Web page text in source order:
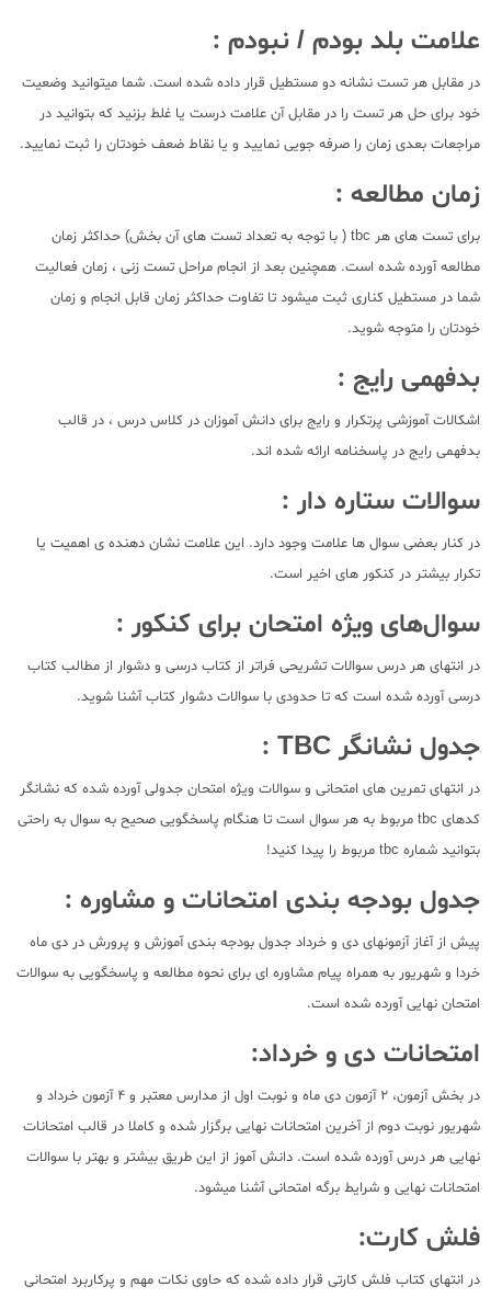
علامت بلد بودم / نبودم :
در مقابل هر تست نشانه دو مستطیل قرار داده شده است. شما میتوانید وضعیت
خود برای حل هر تست را در مقابل آن علامت درست یا غلط بزنید که بتوانید در
مراجعات بعدی زمان را صرفه جویی نمایید و یا نقاط ضعف خودتان را ثبت نمایید.
زمان مطالعه :
برای تست های هر tbc ( با توجه به تعداد تست های آن بخش) حداکثر زمان
مطالعه آورده شده است. همچنین بعد از انجام مراحل تست زنی ، زمان فعالیت
شما در مستطیل کناری ثبت میشود تا تفاوت حداکثر زمان قابل انجام و زمان
خودتان را متوجه شوید.
بدفهمی رایج :
اشکالات آموزشی پرتکرار و رایج برای دانش آموزان در کلاس درس ، در قالب
بدفهمی رایج در پاسخنامه ارائه شده اند.
سوالات ستاره دار :
در کنار بعضی سوال ها علامت وجود دارد. این علامت نشان دهنده ی اهمیت یا
تکرار بیشتر در کنکور های اخیر است.
سوال‌های ویژه امتحان برای کنکور :
در انتهای هر درس سوالات تشریحی فراتر از کتاب درسی و دشوار از مطالب کتاب
درسی آورده شده است که تا حدودی با سوالات دشوار کتاب آشنا شوید.
جدول نشانگر TBC :
در انتهای تمرین های امتحانی و سوالات ویژه امتحان جدولی آورده شده که نشانگر
کدهای tbc مربوط به هر سوال است تا هنگام پاسخگویی صحیح به سوال به راحتی
بتوانید شماره tbc مربوط را پیدا کنید!
جدول بودجه بندی امتحانات و مشاوره :
پیش از آغاز آزمونهای دی و خرداد جدول بودجه بندی آموزش و پرورش در دی ماه
خردا و شهریور به همراه پیام مشاوره ای برای نحوه مطالعه و پاسخگویی به سوالات
امتحان نهایی آورده شده است.
امتحانات دی و خرداد:
در بخش آزمون، 2 آزمون دی ماه و نوبت اول از مدارس معتبر و 4 آزمون خرداد و
شهریور نوبت دوم از آخرین امتحانات نهایی برگزار شده و کاملا در قالب امتحانات
نهایی هر درس آورده شده است. دانش آموز از این طریق بیشتر و بهتر با سوالات
امتحانات نهایی و شرایط برگه امتحانی آشنا میشود.
فلش کارت:
در انتهای کتاب فلش کارتی قرار داده شده که حاوی نکات مهم و پرکاربرد امتحانی